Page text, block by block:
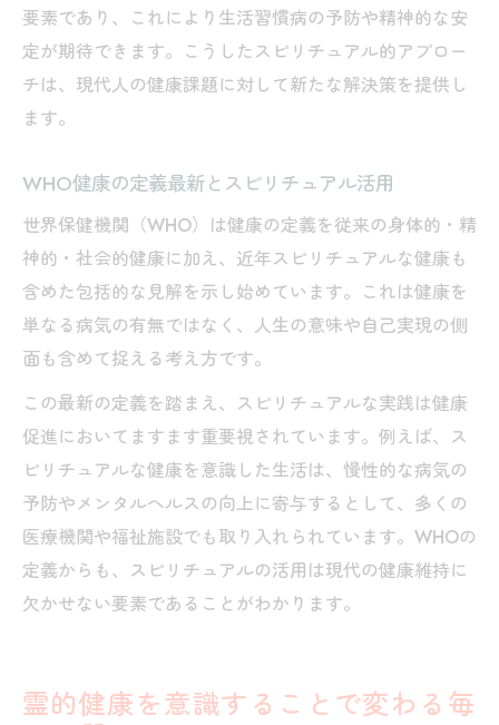
要素であり、これにより生活習慣病の予防や精神的な安
定が期待できます。こうしたスピリチュアル的アプロー
チは、現代人の健康課題に対して新たな解決策を提供し
ます。
WHO健康の定義最新とスピリチュアル活用
世界保健機関（WHO）は健康の定義を従来の身体的・精
神的・社会的健康に加え、近年スピリチュアルな健康も
含めた包括的な見解を示し始めています。これは健康を
単なる病気の有無ではなく、人生の意味や自己実現の側
面も含めて捉える考え方です。
この最新の定義を踏まえ、スピリチュアルな実践は健康
促進においてますます重要視されています。例えば、ス
ピリチュアルな健康を意識した生活は、慢性的な病気の
予防やメンタルヘルスの向上に寄与するとして、多くの
医療機関や福祉施設でも取り入れられています。WHOの
定義からも、スピリチュアルの活用は現代の健康維持に
欠かせない要素であることがわかります。
霊的健康を意識することで変わる毎